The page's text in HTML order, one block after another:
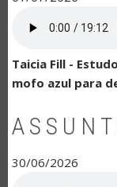
Taicia Fill -
mofo azul para
30/06/2026